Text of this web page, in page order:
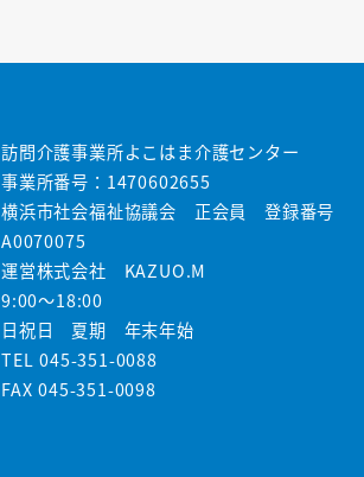
訪問介護事業所よこはま介護センター
事業所番号：1470602655
横浜市社会福祉協議会 正会員 登録番号
A0070075
運営株式会社 KAZUO.M
9:00～18:00
日祝日 夏期 年末年始
TEL 045-351-0088
FAX 045-351-0098